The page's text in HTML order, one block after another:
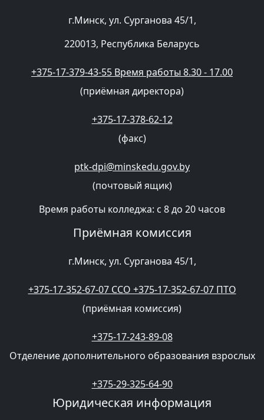
г.Минск, ул. Сурганова 45/1,
220013, Республика Беларусь
+375-17-379-43-55 Время работы 8.30 - 17.00
(приёмная директора)
+375-17-378-62-12
(факс)
ptk-dpi@minskedu.gov.by
(почтовый ящик)
Время работы колледжа: с 8 до 20 часов
Приёмная комиссия
г.Минск, ул. Сурганова 45/1,
+375-17-352-67-07 CCO +375-17-352-67-07 ПТО
(приёмная комиссия)
+375-17-243-89-08
Отделение дополнительного образования взрослых
+375-29-325-64-90
Юридическая информация